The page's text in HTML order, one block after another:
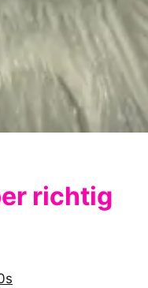
richtig